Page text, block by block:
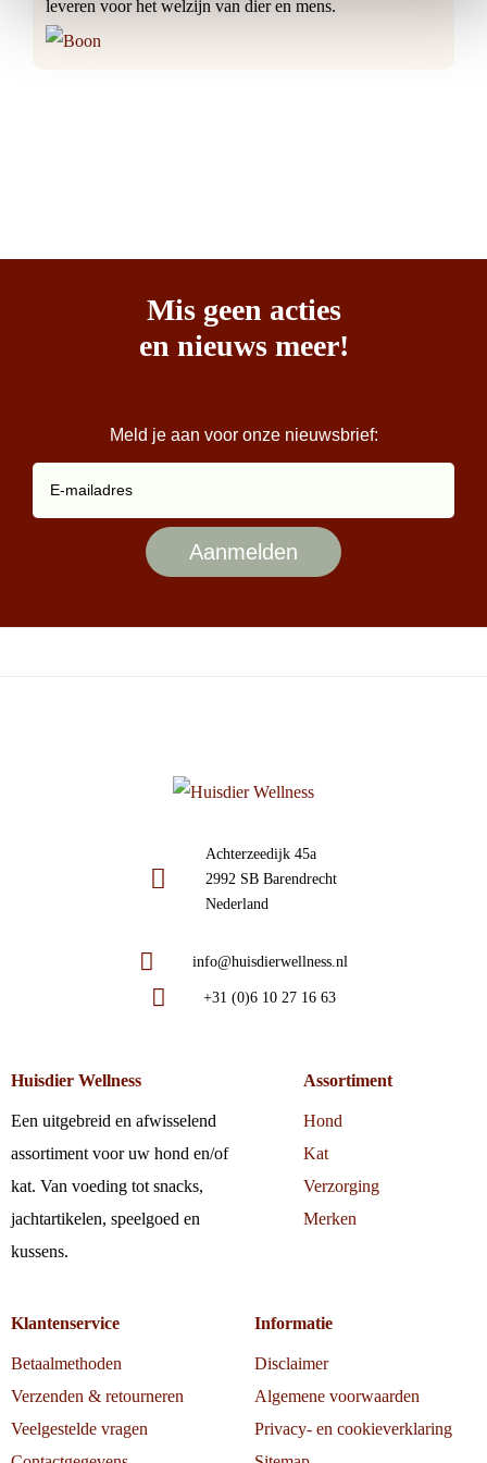
leveren voor het welzijn van dier en mens.
Mis geen acties
en nieuws meer!
Meld je aan voor onze nieuwsbrief:
Achterzeedijk 45a
2992 SB Barendrecht
Nederland
info@huisdierwellness.nl
+31 (0)6 10 27 16 63
Huisdier Wellness
Een uitgebreid en afwisselend
assortiment voor uw hond en/of
kat. Van voeding tot snacks,
jachtartikelen, speelgoed en
kussens.
Assortiment
Hond
Kat
Verzorging
Merken
Klantenservice
Betaalmethoden
Verzenden & retourneren
Veelgestelde vragen
Informatie
Disclaimer
Algemene voorwaarden
Privacy- en cookieverklaring